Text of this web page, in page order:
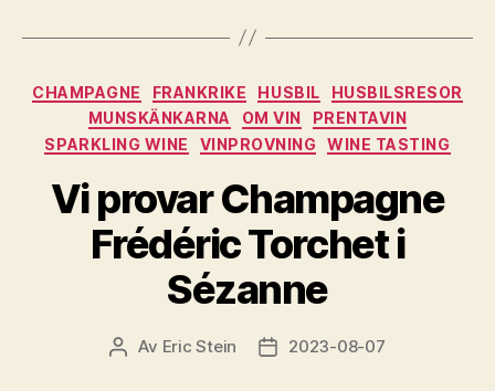
Kategorier
CHAMPAGNE FRANKRIKE HUSBIL
HUSBILSRESOR
MUNSKÄNKARNA
OM VIN
PRENTAVIN
SPARKLING WINE
VINPROVNING WINE TASTING
Vi provar Champagne
Frédéric Torchet i
Sézanne
Inläggsförfattare
Av Eric Stein Inläggsdatum
2023-08-07